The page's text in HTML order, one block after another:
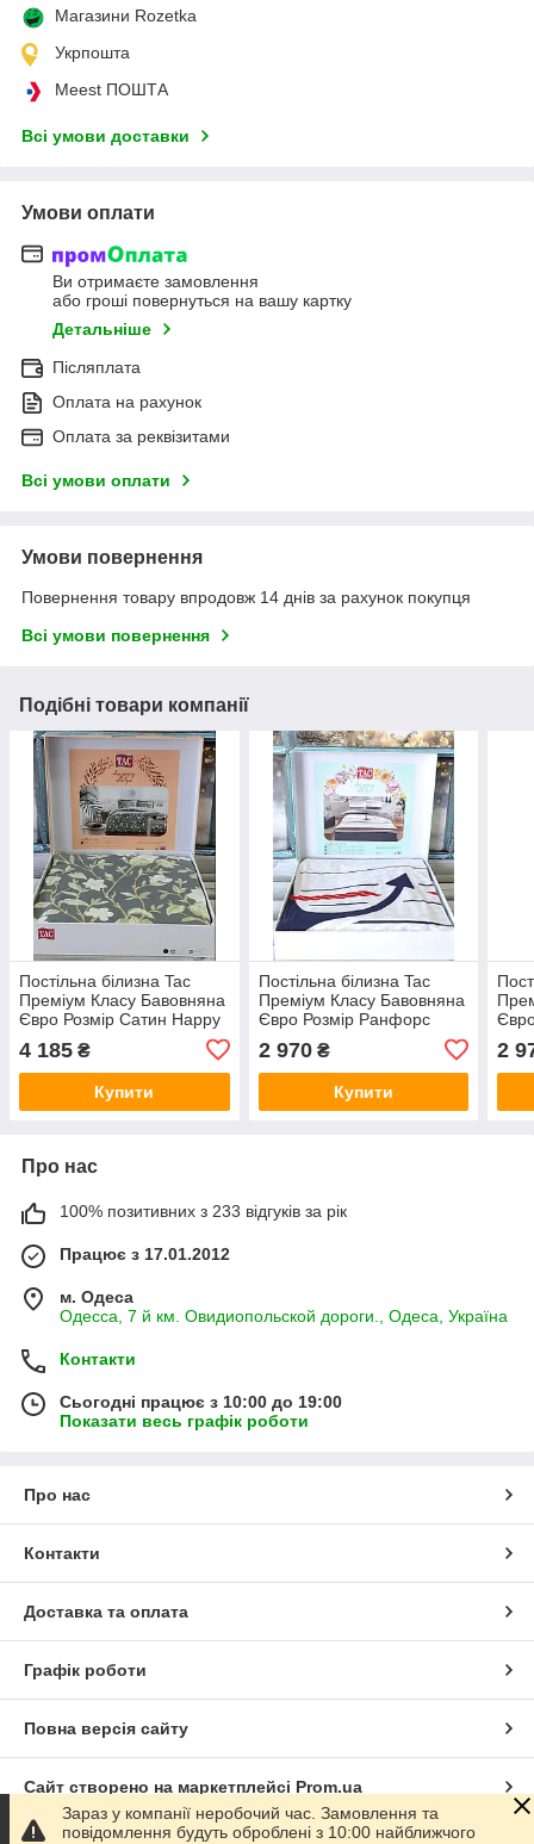
Магазини Rozetka
Укрпошта
Meest ПОШТА
Всі умови доставки
Умови оплати
Ви отримаєте замовлення
або гроші повернуться на вашу картку
Детальніше
Післяплата
Оплата на рахунок
Оплата за реквізитами
Всі умови оплати
Умови повернення
Повернення товару впродовж 14 днів за рахунок покупця
Всі умови повернення
Подібні товари компанії
Постільна білизна Tac
Преміум Класу Бавовняна
Євро Розмір Сатин Happy
4 185 ₴
Купити
Постільна білизна Tac
Преміум Класу Бавовняна
Євро Розмір Ранфорс
2 970₴
Купити
2
Про нас
100% позитивних з 233 відгуків за рік
Працює з 17.01.2012
м. Одеса
Одесса, 7 й км. Овидиопольской дороги., Одеса, Україна
Контакти
Сьогодні працює з 10:00 до 19:00
Показати весь графік роботи
Про нас
Контакти
Доставка та оплата
Графік роботи
Повна версія сайту
Сайт створено на маркетплейсі Prom.ua
Зараз у компанії неробочий час. Замовлення та
повідомлення будуть оброблені з 10:00 найближчого